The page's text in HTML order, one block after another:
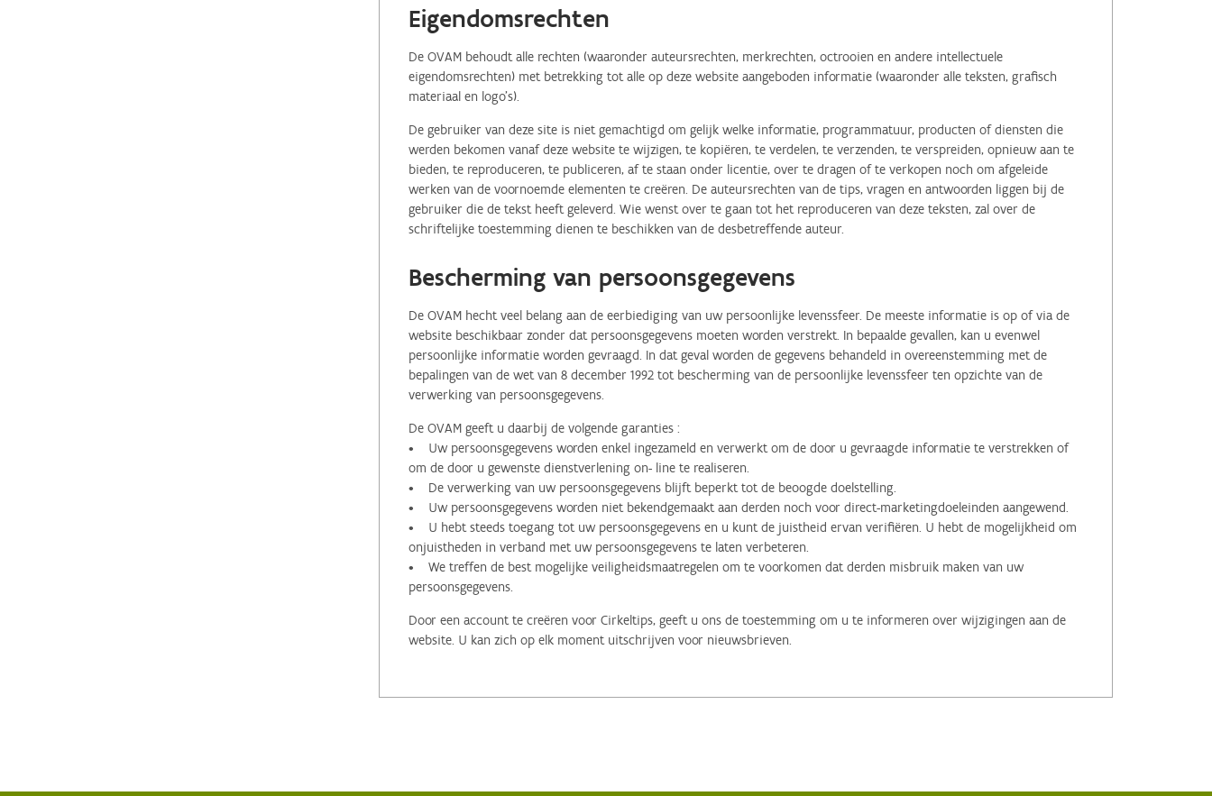
Eigendomsrechten
De OVAM behoudt alle rechten (waaronder auteursrechten, merkrechten, octrooien en andere intellectuele
eigendomsrechten) met betrekking tot alle op deze website aangeboden informatie (waaronder alle teksten, grafisch
materiaal en logo's).
De gebruiker van deze site is niet gemachtigd om gelijk welke informatie, programmatuur, producten of diensten die
werden bekomen vanaf deze website te wijzigen, te kopiëren, te verdelen, te verzenden, te verspreiden, opnieuw aan te
bieden, te reproduceren, te publiceren, af te staan onder licentie, over te dragen of te verkopen noch om afgeleide
werken van de voornoemde elementen te creëren. De auteursrechten van de tips, vragen en antwoorden liggen bij de
gebruiker die de tekst heeft geleverd. Wie wenst over te gaan tot het reproduceren van deze teksten, zal over de
schriftelijke toestemming dienen te beschikken van de desbetreffende auteur.
Bescherming van persoonsgegevens
De OVAM hecht veel belang aan de eerbiediging van uw persoonlijke levenssfeer. De meeste informatie is op of via de
website beschikbaar zonder dat persoonsgegevens moeten worden verstrekt. In bepaalde gevallen, kan u evenwel
persoonlijke informatie worden gevraagd. In dat geval worden de gegevens behandeld in overeenstemming met de
bepalingen van de wet van 8 december 1992 tot bescherming van de persoonlijke levenssfeer ten opzichte van de
verwerking van persoonsgegevens.
De OVAM geeft u daarbij de volgende garanties :
• Uw persoonsgegevens worden enkel ingezameld en verwerkt om de door u gevraagde informatie te verstrekken of
om de door u gewenste dienstverlening on- line te realiseren.
• De verwerking van uw persoonsgegevens blijft beperkt tot de beoogde doelstelling.
• Uw persoonsgegevens worden niet bekendgemaakt aan derden noch voor direct-marketingdoeleinden aangewend.
• U hebt steeds toegang tot uw persoonsgegevens en u kunt de juistheid ervan verifiëren. U hebt de mogelijkheid om
onjuistheden in verband met uw persoonsgegevens te laten verbeteren.
• We treffen de best mogelijke veiligheidsmaatregelen om te voorkomen dat derden misbruik maken van uw
persoonsgegevens.
Door een account te creëren voor Cirkeltips, geeft u ons de toestemming om u te informeren over wijzigingen aan de
website. U kan zich op elk moment uitschrijven voor nieuwsbrieven.